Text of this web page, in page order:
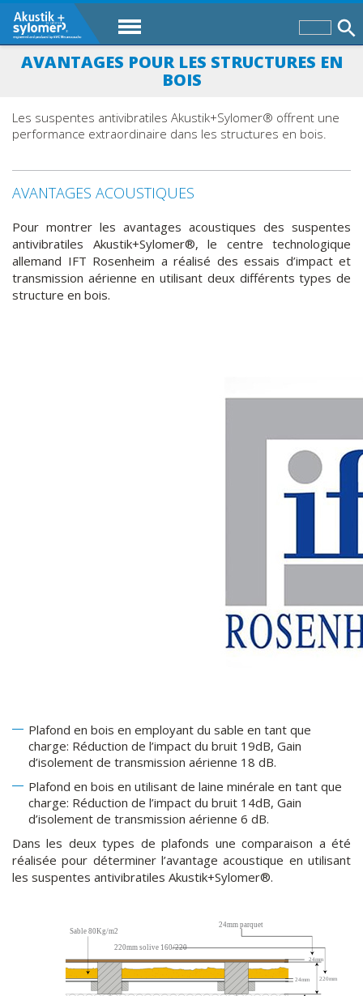
AVANTAGES POUR LES STRUCTURES EN
BOIS
Les suspentes antivibratiles Akustik+Sylomer® offrent une
performance extraordinaire dans les structures en bois.
AVANTAGES ACOUSTIQUES
Pour montrer les avantages acoustiques des suspentes
antivibratiles Akustik+Sylomer®, le centre technologique
allemand IFT Rosenheim a réalisé des essais d’impact et
transmission aérienne en utilisant deux différents types de
structure en bois.
Plafond en bois en employant du sable en tant que
charge: Réduction de l’impact du bruit 19dB, Gain
d’isolement de transmission aérienne 18 dB.
Plafond en bois en utilisant de laine minérale en tant que
charge: Réduction de l’impact du bruit 14dB, Gain
d’isolement de transmission aérienne 6 dB.
Dans les deux types de plafonds une comparaison a été
réalisée pour déterminer l’avantage acoustique en utilisant
les suspentes antivibratiles Akustik+Sylomer®.